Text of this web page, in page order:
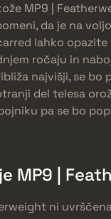
MP9 |
da je na
lahko opazite
ročaju in
najvišji, se bo
del telesa
pa se bo
MP9 |
ni